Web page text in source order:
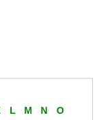
L M N
O